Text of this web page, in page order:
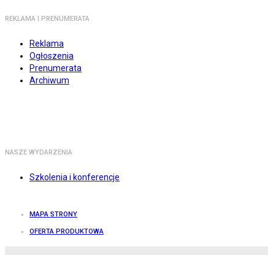
REKLAMA I PRENUMERATA
Reklama
Ogłoszenia
Prenumerata
Archiwum
NASZE WYDARZENIA
Szkolenia i konferencje
MAPA STRONY
OFERTA PRODUKTOWA